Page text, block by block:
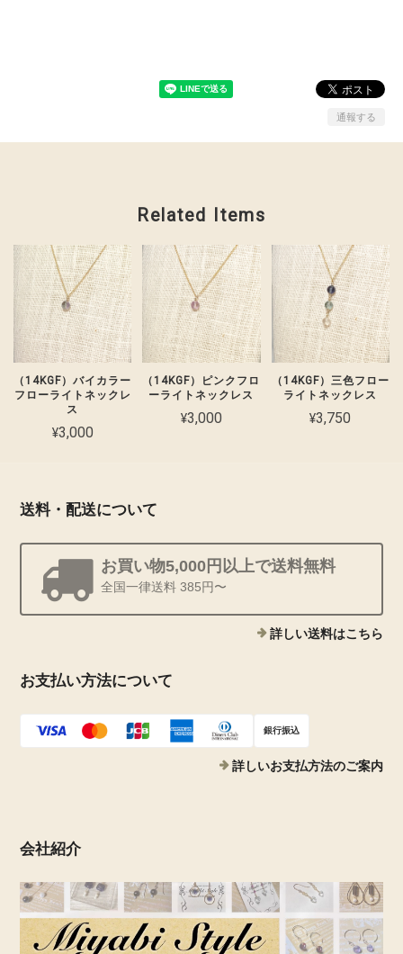
通報する
Related Items
（14KGF）バイカラー
フローライトネックレ
ス
¥3,000
（14KGF）ピンクフロ
ーライトネックレス
¥3,000
（14KGF）三色フロー
ライトネックレス
¥3,750
送料・配送について
お買い物5,000円以上で送料無料
全国一律送料 385円〜
詳しい送料はこちら
お支払い方法について
銀行振込
詳しいお支払方法のご案内
会社紹介